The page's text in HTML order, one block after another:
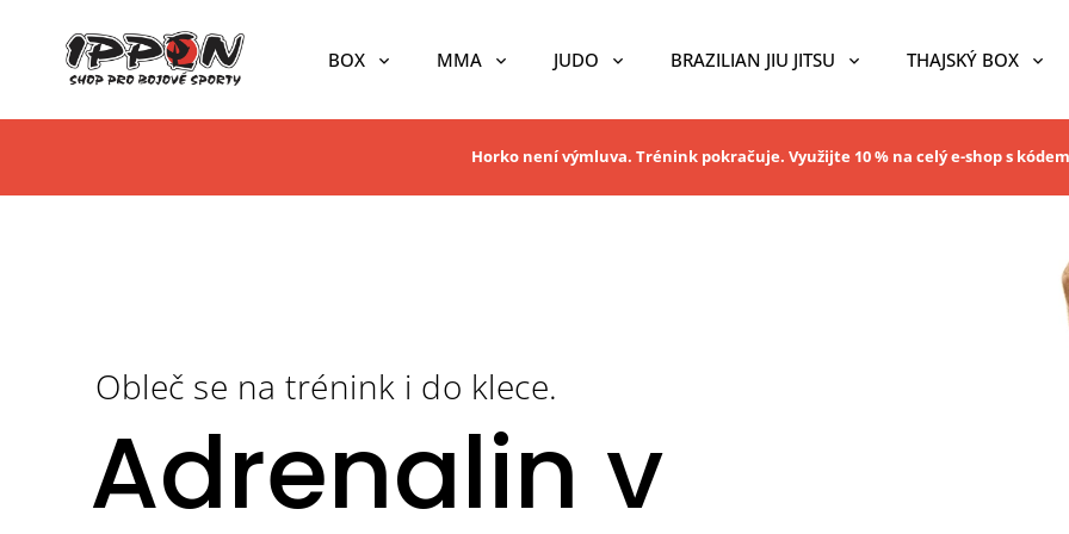
BOX MMA JUDO BRAZILIAN JIU JITSU THAJSKÝ BOX
Horko není výmluva. Trénink pokračuje. Využijte 10 % na celý e-shop s kódem
Adrenalin v
Obleč se na trénink i do klece.